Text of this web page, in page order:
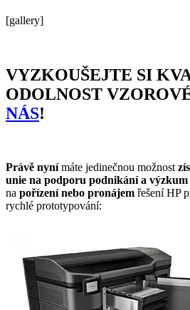
[gallery]
VYZKOUŠEJTE SI
ODOLNOST
NÁS!
Právě nynímáte jedinečnou možnost
unie na podporu podnikání a
na pořízení nebo pronájem řešení HP
rychlé prototypování: